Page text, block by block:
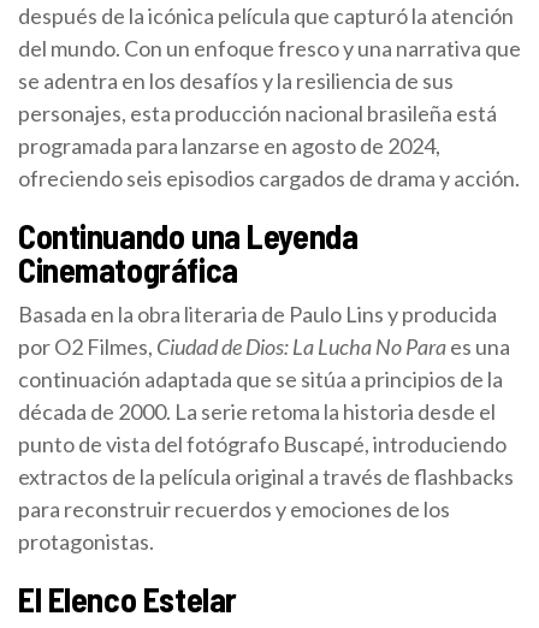
después de la icónica película que capturó la atención
del mundo. Con un enfoque fresco y una narrativa que
se adentra en los desafíos y la resiliencia de sus
personajes, esta producción nacional brasileña está
programada para lanzarse en agosto de 2024,
ofreciendo seis episodios cargados de drama y acción.
Continuando una Leyenda
Cinematográfica
Basada en la obra literaria de Paulo Lins y producida
por O2 Filmes, Ciudad de Dios: La Lucha No Paraes una
continuación adaptada que se sitúa a principios de la
década de 2000. La serie retoma la historia desde el
punto de vista del fotógrafo Buscapé, introduciendo
extractos de la película original a través de flashbacks
para reconstruir recuerdos y emociones de los
protagonistas.
El Elenco Estelar